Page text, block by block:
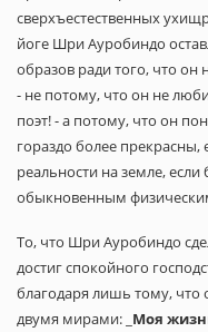
сверхъестественных
йоге Шри Ауробиндо
образов ради того, что он
- не потому, что он не
поэт! - а потому, что он
гораздо более
реальности на земле,
обыкновенным
То, что Шри Ауробиндо
достиг спокойного
благодаря лишь тому, что
двумя мирами: _ Моя